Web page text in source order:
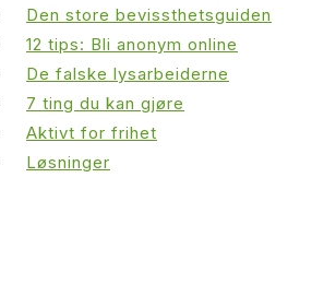
Den store bevissthetsguiden
12 tips: Bli anonym online
De falske lysarbeiderne
7 ting du kan gjøre
Aktivt for frihet
Løsninger